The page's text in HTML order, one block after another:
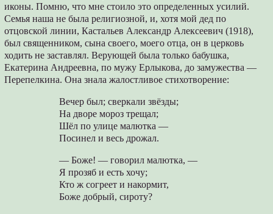
иконы. Помню, что мне стоило это определенных усилий.
Семья наша не была религиозной, и, хотя мой дед по
отцовской линии, Кастальев Александр Алексеевич (1918),
был священником, сына своего, моего отца, он в церковь
ходить не заставлял. Верующей была только бабушка,
Екатерина Андреевна, по мужу Ерлыкова, до замужества ―
Перепелкина. Она знала жалостливое стихотворение:
Вечер был; сверкали звёзды;
На дворе мороз трещал;
Шёл по улице малютка —
Посинел и весь дрожал.
— Боже! — говорил малютка, —
Я прозяб и есть хочу;
Кто ж согреет и накормит,
Боже добрый, сироту?